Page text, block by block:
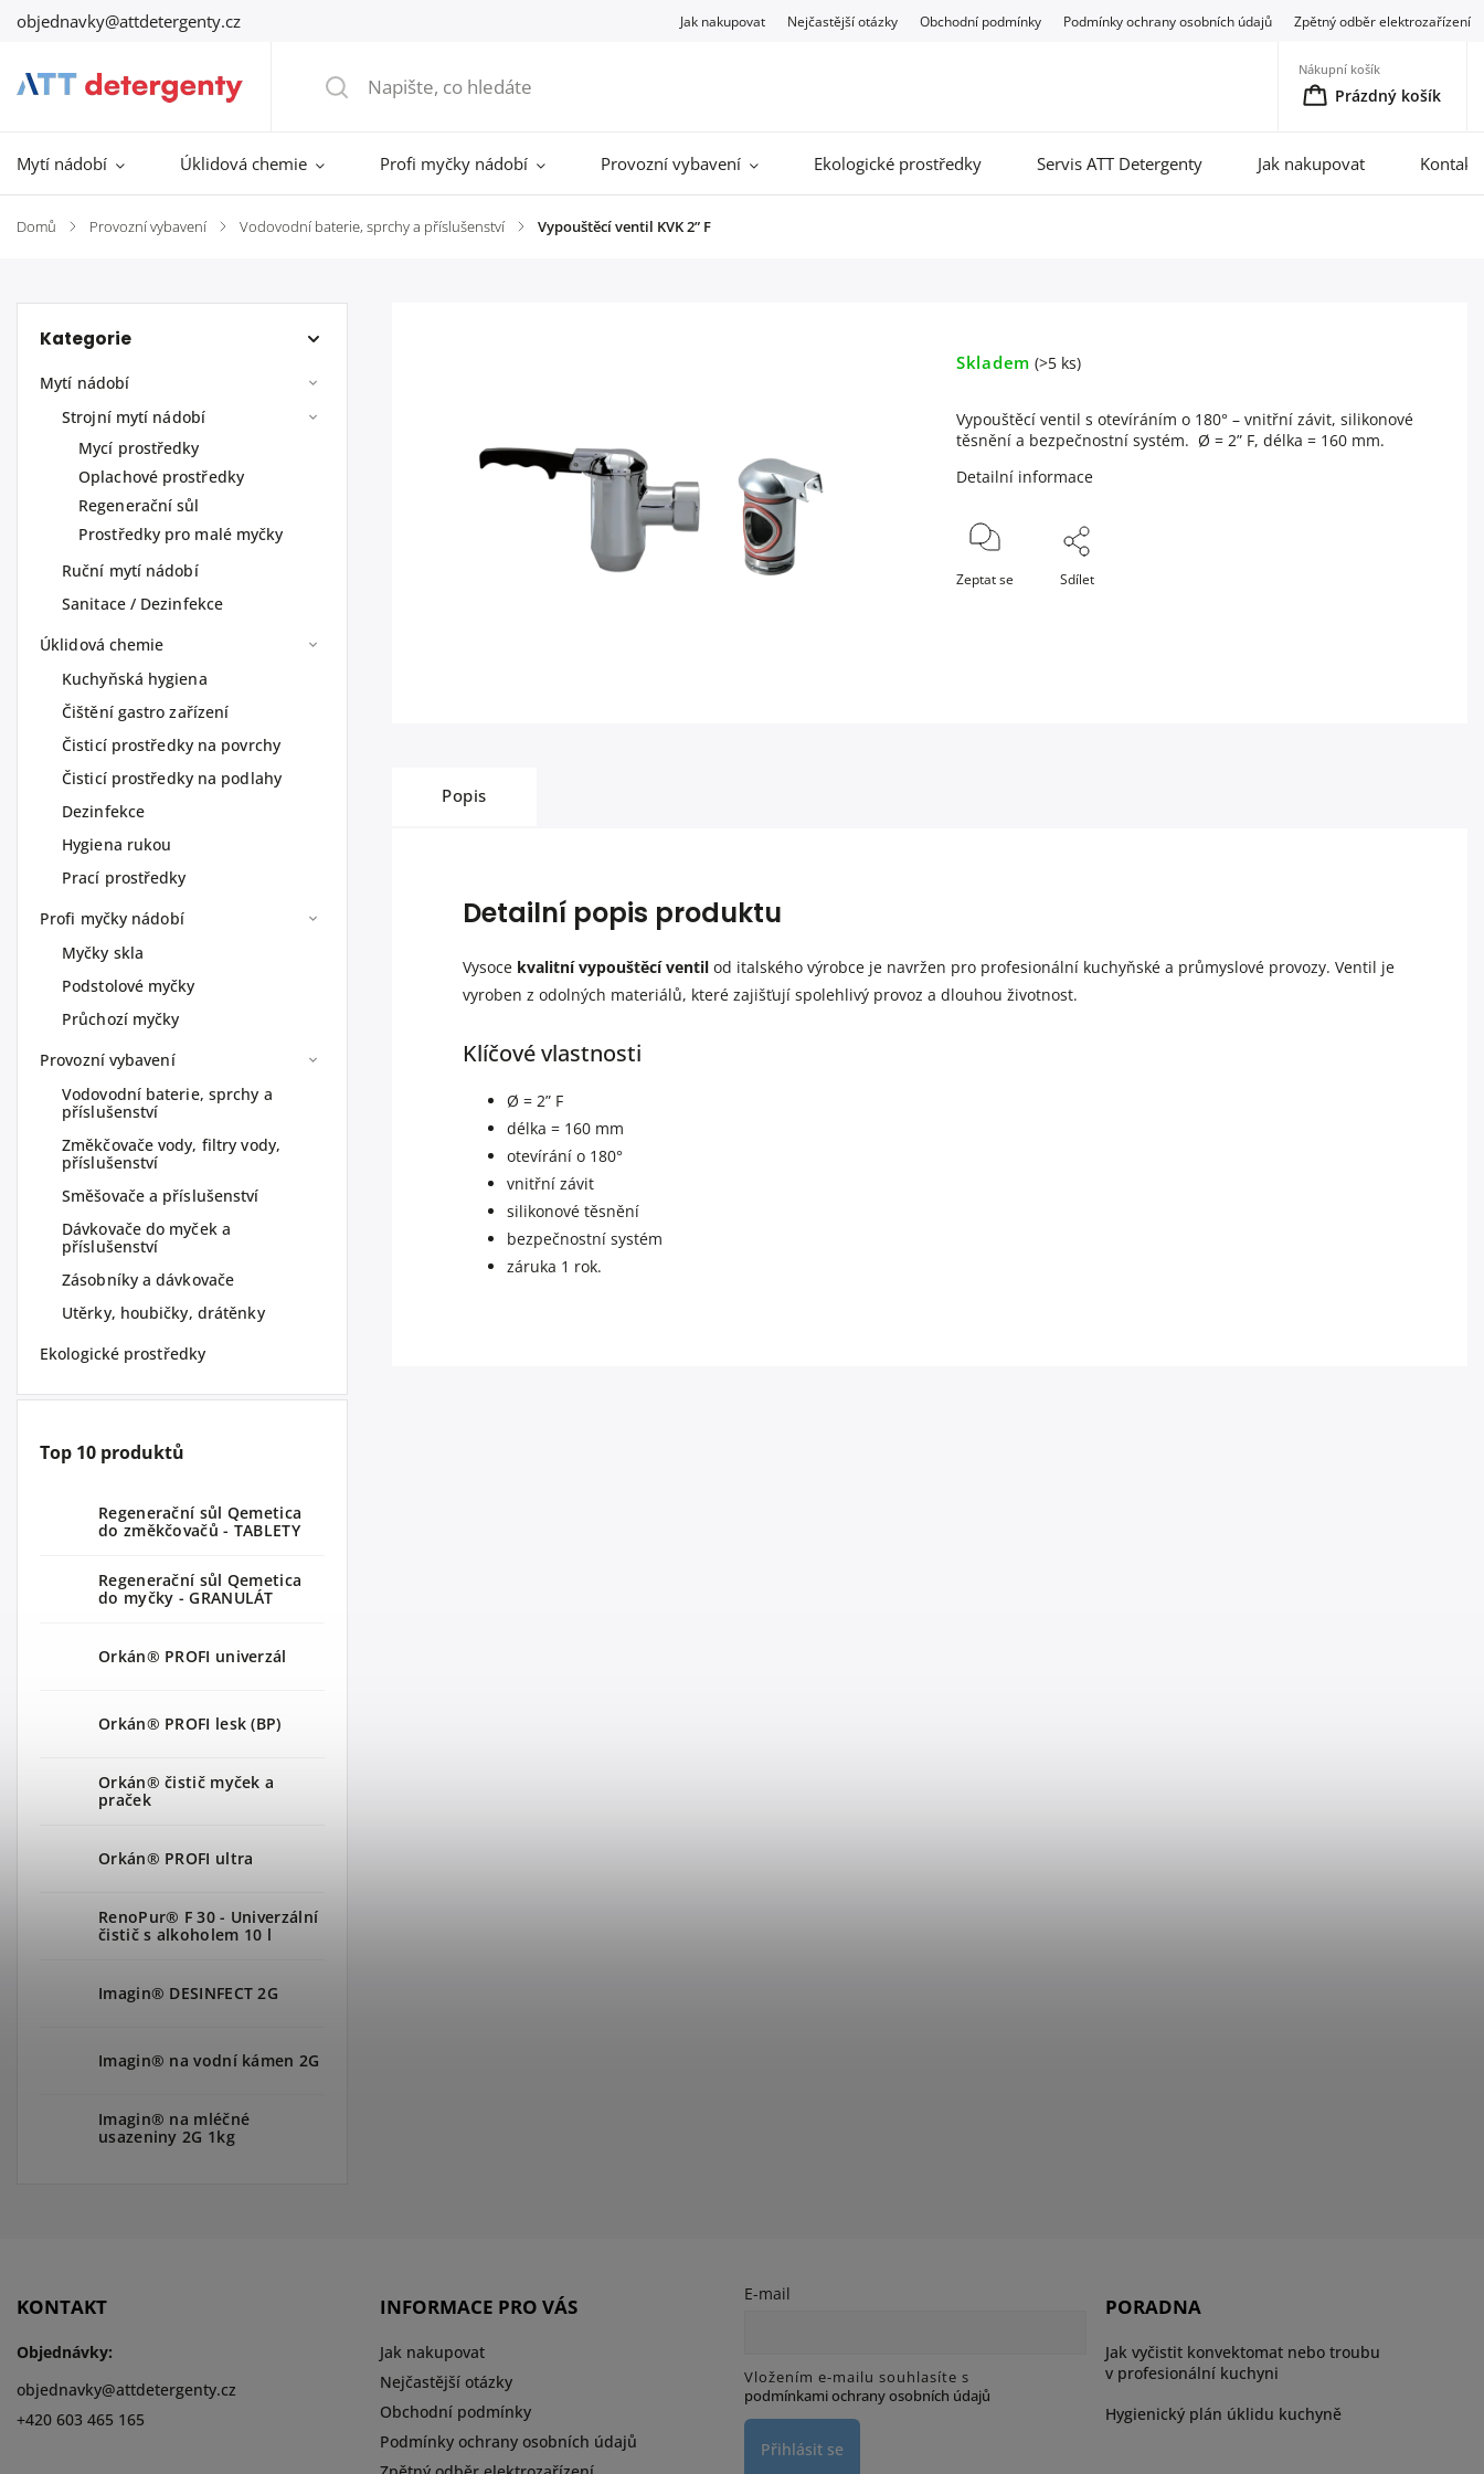
objednavky@attdetergenty.cz Jak nakupovat Nejčastější otázky Obchodní podmínky Podmínky ochrany osobních údajů Zpětný odběr elektrozařízení
Nákupní košík
Prázdný košík
Mytí nádobí Úklidová chemie Profi myčky nádobí Provozní vybavení Ekologické prostředky Servis ATT Detergenty Jak nakupovat
Domů / Provozní vybavení / Vodovodní baterie, sprchy a příslušenství / Vypouštěcí ventil KVK 2” F
Kategorie
Mytí nádobí
Strojní mytí nádobí
Mycí prostředky
Oplachové prostředky
Regenerační sůl
Prostředky pro malé myčky
Ruční mytí nádobí
Sanitace / Dezinfekce
Úklidová chemie
Kuchyňská hygiena
Čištění gastro zařízení
Čisticí prostředky na povrchy
Čisticí prostředky na podlahy
Dezinfekce
Hygiena rukou
Prací prostředky
Profi myčky nádobí
Myčky skla
Podstolové myčky
Průchozí myčky
Provozní vybavení
Vodovodní baterie, sprchy a
příslušenství
Změkčovače vody, filtry vody,
příslušenství
Směšovače a příslušenství
Dávkovače do myček a
příslušenství
Zásobníky a dávkovače
Utěrky, houbičky, drátěnky
Ekologické prostředky
Top 10 produktů
Regenerační sůl Qemetica
do změkčovačů - TABLETY
Regenerační sůl Qemetica
do myčky - GRANULÁT
Orkán® PROFI univerzál
Orkán® PROFI lesk (BP)
Orkán® čistič myček a
praček
Orkán® PROFI ultra
RenoPur® F 30 - Univerzální
čistič s alkoholem 10 l
Imagin® DESINFECT 2G
Imagin® na vodní kámen 2G
Imagin® na mléčné
usazeniny 2G 1kg
Skladem (>5 ks)
Vypouštěcí ventil s otevíráním o 180° – vnitřní závit, silikonové
těsnění a bezpečnostní systém. Ø = 2” F, délka = 160 mm.
Detailní informace
Zeptat se Sdílet
Popis
Detailní popis produktu
Vysoce kvalitní vypouštěcí ventil od italského výrobce je navržen pro profesionální kuchyňské a průmyslové provozy. Ventil je
vyroben z odolných materiálů, které zajišťují spolehlivý provoz a dlouhou životnost.
Klíčové vlastnosti
Ø = 2” F
délka = 160 mm
otevírání o 180°
vnitřní závit
silikonové těsnění
bezpečnostní systém
záruka 1 rok.
KONTAKT
Objednávky:
objednavky@attdetergenty.cz
+420 603 465 165
INFORMACE PRO VÁS
Jak nakupovat
Nejčastější otázky
Obchodní podmínky
Podmínky ochrany osobních údajů
E-mail
Vložením e-mailu souhlasíte s
podmínkami ochrany osobních údajů
Přihlásit se
PORADNA
Jak vyčistit konvektomat nebo troubu
v profesionální kuchyni
Hygienický plán úklidu kuchyně